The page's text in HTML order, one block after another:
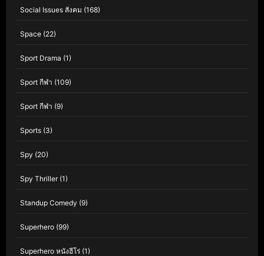
Social Issues สังคม (168)
Space (22)
Sport Drama (1)
Sport กีฬา (109)
Sport กีฬา (9)
Sports (3)
Spy (20)
Spy Thriller(1)
Standup Comedy (9)
Superhero (99)
Superhero หนังฮีโร่ (1)